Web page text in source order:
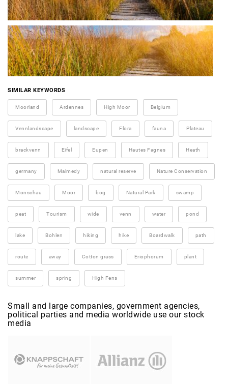
SIMILAR KEYWORDS
Moorland Ardennes High Moor Belgium
Vennlandscape landscape Flora fauna Plateau
brackvenn Eifel Eupen Hautes Fagnes Heath
germany Malmedy natural reserve Nature Conservation
Monschau Moor bog Natural Park swamp
peat Tourism wide venn water pond
lake Bohlen hiking hike Boardwalk path
route away Cotton grass Eriophorum plant
summer spring High Fens
Small and large companies, government agencies,
political parties and media worldwide use our stock
media